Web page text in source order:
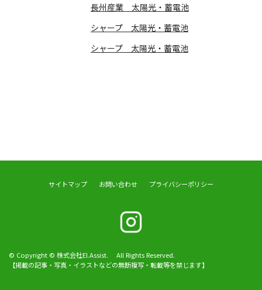
長州産業 太陽光・蓄電池
シャープ 太陽光・蓄電池
シャープ 太陽光・蓄電池
サイトマップ お問い合わせ プライバシーポリシー
© Copyright © 株式会社El.Assist. All Rights Reserved.
【掲載の記事・写真・イラストなどの無断複写・転載等を禁じます】